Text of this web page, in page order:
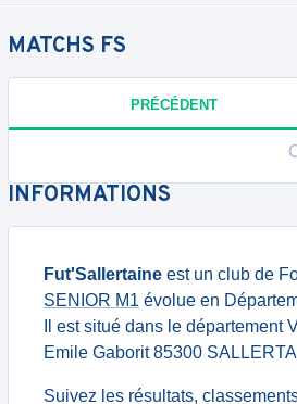
MATCHS FS
PRÉCÉDENT
INFORMATIONS
Fut'Sallertaine est un club de
SENIOR M1 évolue en
Il est situé dans le
Emile Gaborit 85300
Suivez les résultats,